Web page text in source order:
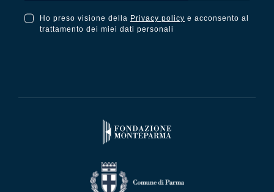
Ho preso visione della Privacy policy e acconsento al
trattamento dei miei dati personali